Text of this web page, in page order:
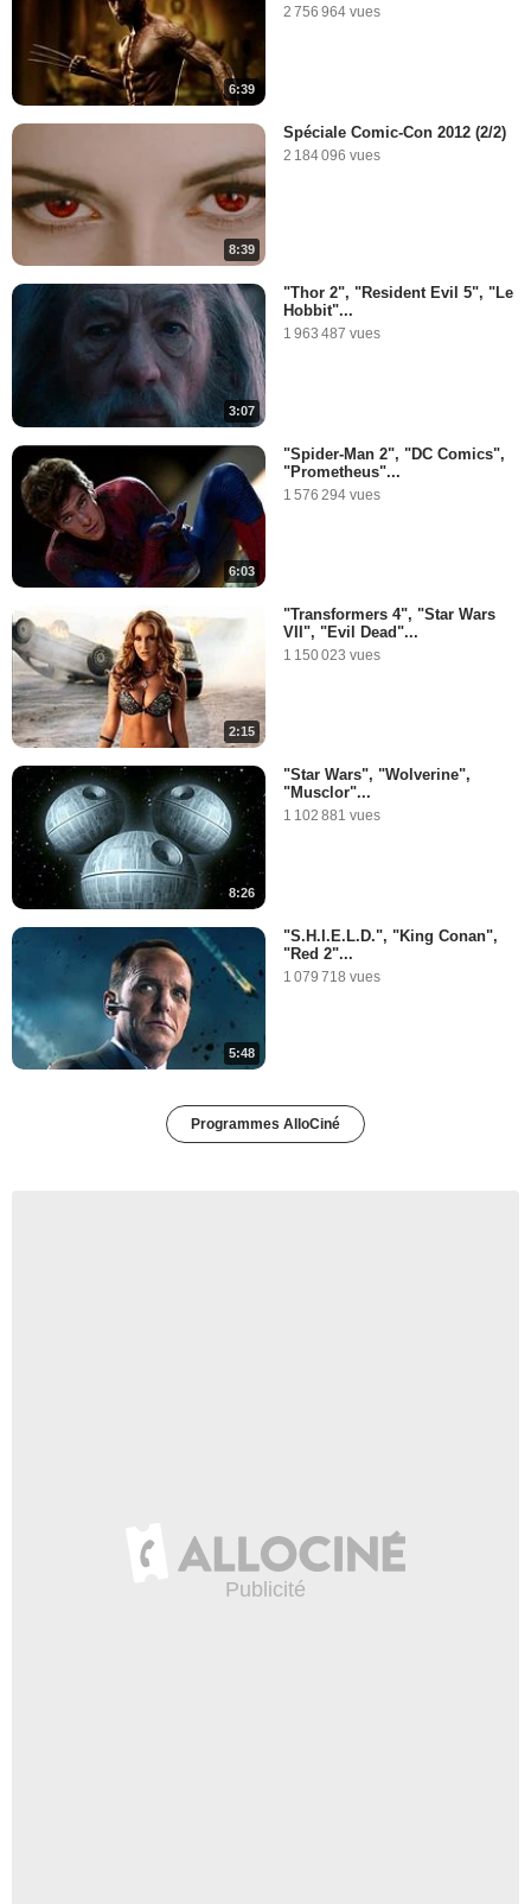
6:39
2 756 964 vues
8:39
Spéciale Comic-Con 2012 (2/2)
2 184 096 vues
3:07
"Thor 2", "Resident Evil 5", "Le
Hobbit"...
1 963 487 vues
6:03
"Spider-Man 2", "DC Comics",
"Prometheus"...
1 576 294 vues
2:15
"Transformers 4", "Star Wars
VII", "Evil Dead"...
1 150 023 vues
8:26
"Star Wars", "Wolverine",
"Musclor"...
1 102 881 vues
5:48
"S.H.I.E.L.D.", "King Conan",
"Red 2"...
1 079 718 vues
Programmes AlloCiné